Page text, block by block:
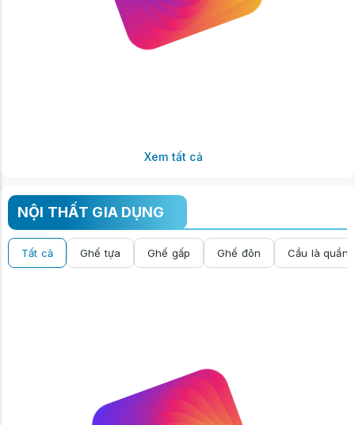
Xem tất cả
NỘI THẤT GIA DỤNG
Tất cả Ghế tựa Ghế gấp Ghế đôn Cầu là quần